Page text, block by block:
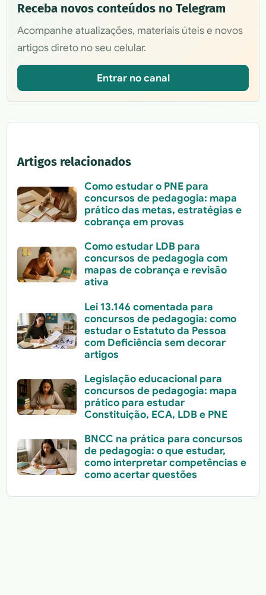
Receba novos conteúdos no Telegram
Acompanhe atualizações, materiais úteis e novos
artigos direto no seu celular.
Entrar no canal
Artigos relacionados
Como estudar o PNE para
concursos de pedagogia: mapa
prático das metas, estratégias e
cobrança em provas
Como estudar LDB para
concursos de pedagogia com
mapas de cobrança e revisão
ativa
Lei 13.146 comentada para
concursos de pedagogia: como
estudar o Estatuto da Pessoa
com Deficiência sem decorar
artigos
Legislação educacional para
concursos de pedagogia: mapa
prático para estudar
Constituição, ECA, LDB e PNE
BNCC na prática para concursos
de pedagogia: o que estudar,
como interpretar competências e
como acertar questões